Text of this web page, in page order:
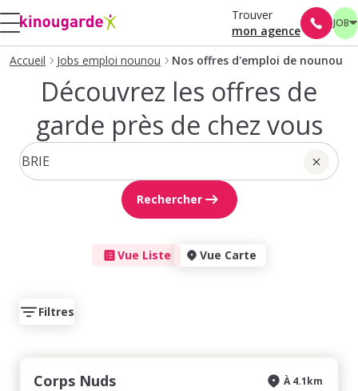
Trouver
mon agence
JOB
Accueil Jobs emploi nounou Nos offres d'emploi de nounou
Découvrez les offres de
garde près de chez vous
Rechercher
Vue Liste Vue Carte
Filtres
Corps Nuds
À 4.1km